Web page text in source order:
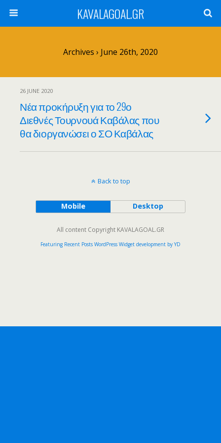
KAVALAGOAL.GR
Archives › June 26th, 2020
26 JUNE 2020
Νέα προκήρυξη για το 29ο
Διεθνές Τουρνουά Καβάλας που
θα διοργανώσει ο ΣΟ Καβάλας
Back to top
Mobile Desktop
All content Copyright KAVALAGOAL.GR
Featuring Recent Posts WordPress Widget development by YD